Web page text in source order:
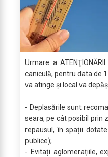
Urmare a ATENŢIONĂRII
caniculă, pentru data de
va atinge şi local va
- Deplasările sunt
seara, pe cât posibil prin
repausul, în spații
publice);
- Evitați aglomerațiile,